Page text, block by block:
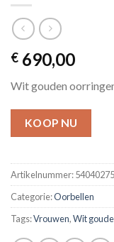
€ 690,00
Wit gouden
KOOP NU
Artikelnummer:
Categorie:Oorbellen
Tags:Vrouwen,Wit